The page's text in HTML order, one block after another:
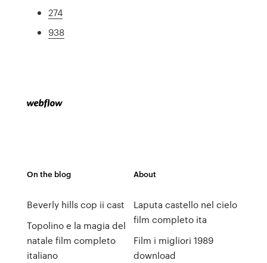
274
938
On the blog
Beverly hills cop ii cast
Topolino e la magia del
natale film completo
italiano
About
Laputa castello nel cielo
film completo ita
Film i migliori 1989
download